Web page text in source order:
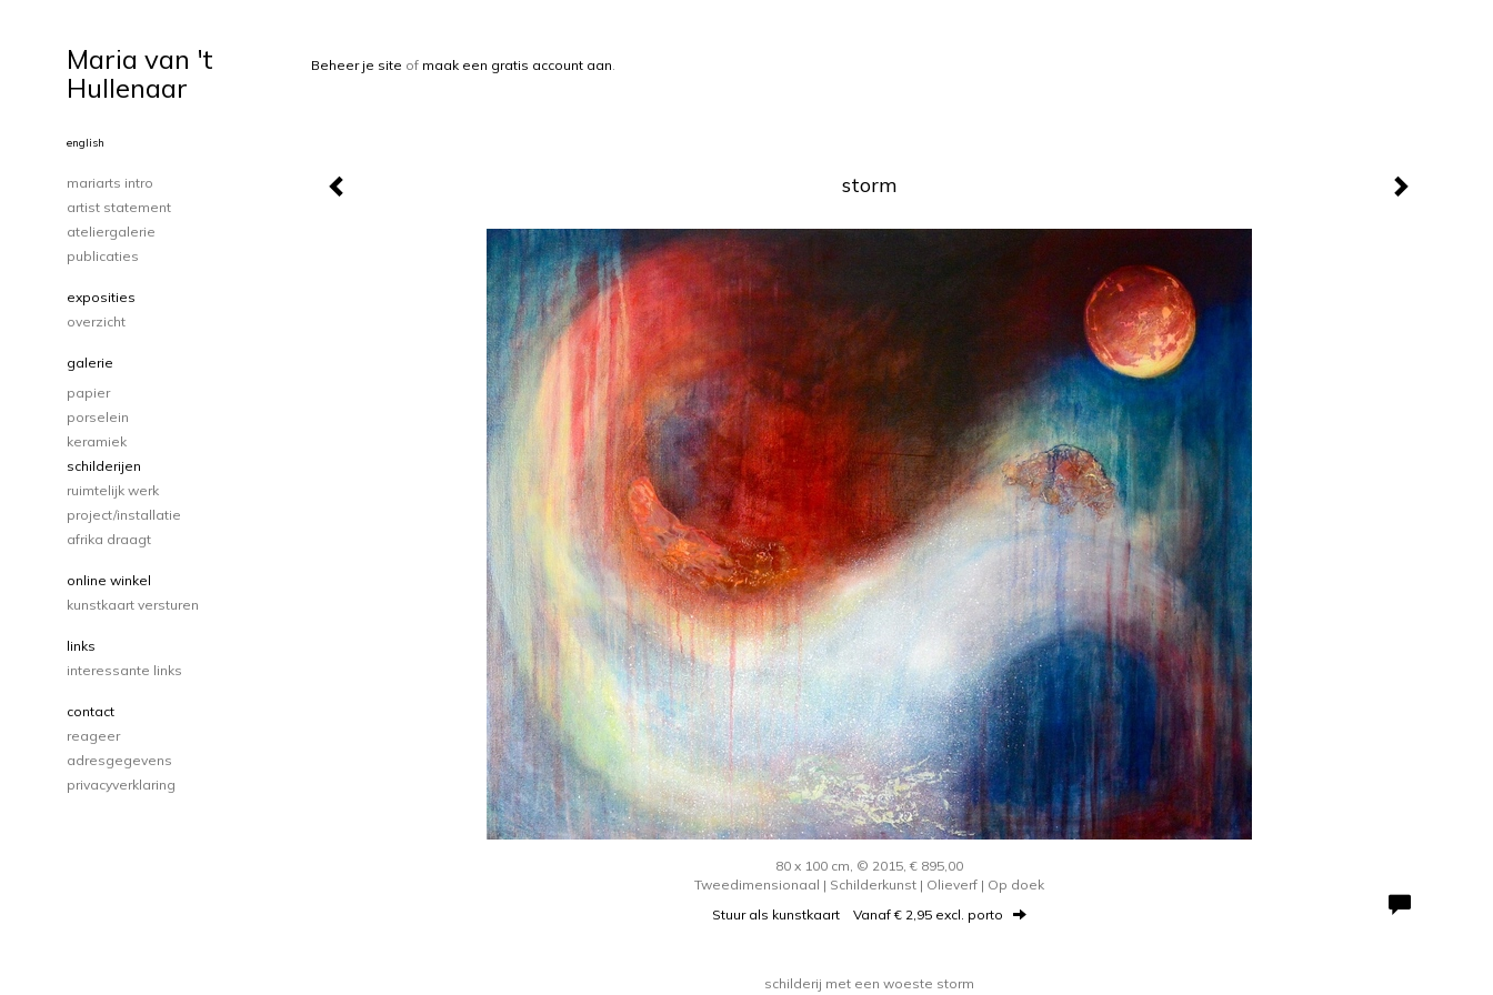
Beheer je site of maak een gratis account aan.
storm
80 x 100 cm, © 2015, € 895,00
Tweedimensionaal | Schilderkunst | Olieverf | Op doek
Stuur als kunstkaart Vanaf € 2,95 excl. porto
schilderij met een woeste storm
Maria van 't
Hullenaar
english
mariarts intro
artist statement
ateliergalerie
publicaties
exposities
overzicht
galerie
papier
porselein
keramiek
schilderijen
ruimtelijk werk
project/installatie
afrika draagt
online winkel
kunstkaart versturen
links
interessante links
contact
reageer
adresgegevens
privacyverklaring